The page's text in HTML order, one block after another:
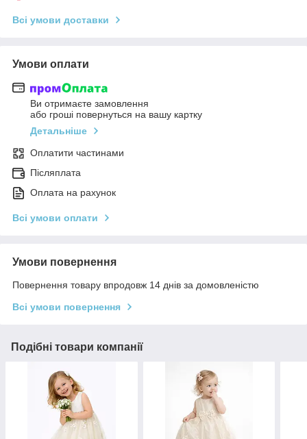
Всі умови доставки
Умови оплати
Ви отримаєте замовлення
або гроші повернуться на вашу картку
Детальніше
Оплатити частинами
Післяплата
Оплата на рахунок
Всі умови оплати
Умови повернення
Повернення товару впродовж 14 днів за домовленістю
Всі умови повернення
Подібні товари компанії